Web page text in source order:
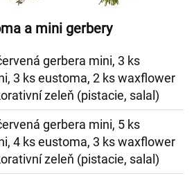
a mini gerbery
gerbera mini, 3 ks
3 ks eustoma, 2 ks waxflower
zeleň (pistacie, salal)
gerbera mini, 5 ks
4 ks eustoma, 3 ks waxflower
zeleň (pistacie, salal)